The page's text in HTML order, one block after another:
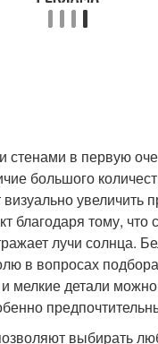
стенами в первую
большого
увеличить
благодаря тому, что
лучи солнца.
в вопросах
мелкие детали
выбирать